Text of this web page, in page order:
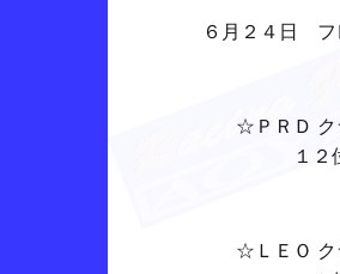
６月２４日 フレ
☆ＰＲＤ クラス
１２位 野崎 泰
☆ＬＥＯ クラス